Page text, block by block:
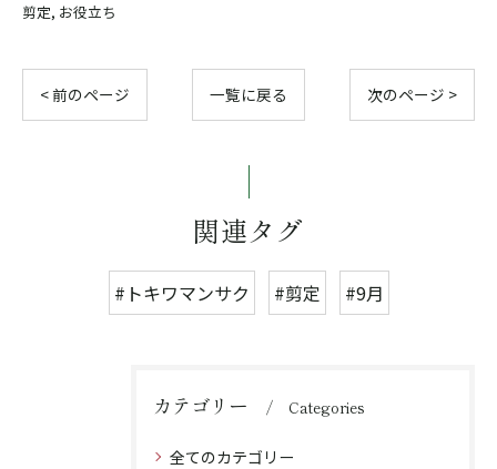
剪定 お役立ち
< 前のページ 一覧に戻る 次のページ >
関連タグ
#トキワマンサク #剪定 #9月
カテゴリー Categories
全てのカテゴリー